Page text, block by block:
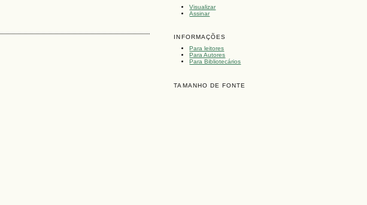
Visualizar
Assinar
INFORMAÇÕES
Para leitores
Para Autores
Para Bibliotecários
TAMANHO DE FONTE